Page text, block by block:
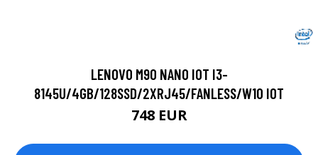
LENOVO M90 NANO IOT I3-
8145U/4GB/128SSD/2XRJ45/FANLESS/W10 IOT
748 EUR